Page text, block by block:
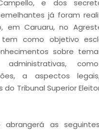
e dos
já foram
em Caruaru, no
como objetivo
sobre
administrativas,
a aspectos
do Tribunal Superior
abrangerá as